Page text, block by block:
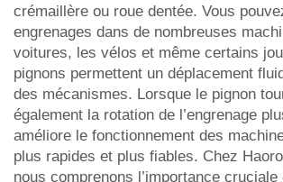
crémaillère ou roue dentée. Vous
engrenages dans de nombreuses
voitures, les vélos et même certains
pignons permettent un déplacement
des mécanismes. Lorsque le pignon
également la rotation de l’engrenage
améliore le fonctionnement des
plus rapides et plus fiables. Chez
nous comprenons l’importance cruciale